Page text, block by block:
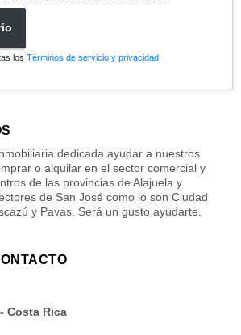
los Términos de servicio y privacidad
dedicada ayudar a nuestros
o alquilar en el sector comercial y
de las provincias de Alajuela y
de San José como lo son Ciudad
y Pavas. Será un gusto ayudarte.
Costa Rica